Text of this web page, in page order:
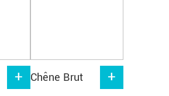
Chêne Brut